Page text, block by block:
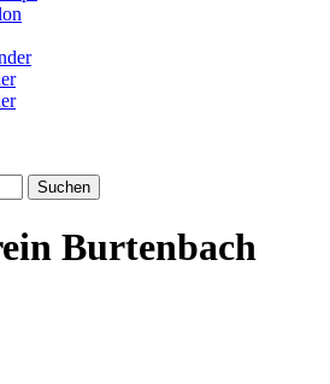
Suchen
Burtenbach